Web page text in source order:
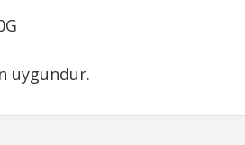
uygundur.